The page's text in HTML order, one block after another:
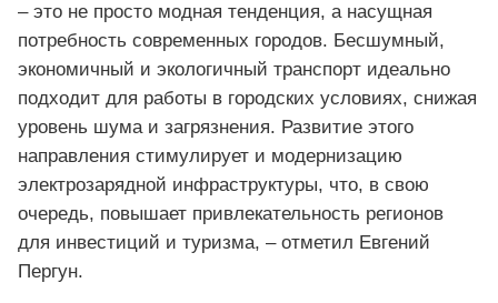
– это не просто модная тенденция, а насущная
потребность современных городов. Бесшумный,
экономичный и экологичный транспорт идеально
подходит для работы в городских условиях, снижая
уровень шума и загрязнения. Развитие этого
направления стимулирует и модернизацию
электрозарядной инфраструктуры, что, в свою
очередь, повышает привлекательность регионов
для инвестиций и туризма, – отметил Евгений
Пергун.